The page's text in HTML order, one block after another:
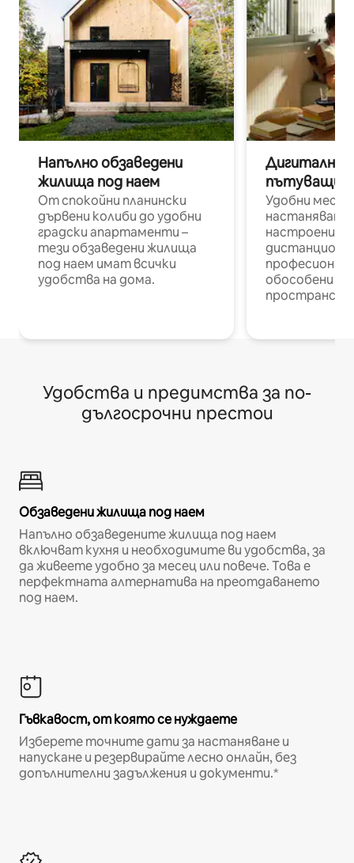
Напълно обзаведени
жилища под наем
От спокойни планински
дървени колиби до удобни
градски апартаменти –
тези обзаведени жилища
под наем имат всички
удобства на дома.
Дигитални
пътуващи
Удобни
настаняване
настроени и
обособени
Удобства и предимства за по-
дългосрочни престои
Обзаведени жилища под наем
Напълно обзаведените жилища под наем
включват кухня и необходимите ви удобства, за
да живеете удобно за месец или повече. Това е
перфектната алтернатива на преотдаването
под наем.
Гъвкавост, от която се нуждаете
Изберете точните дати за настаняване и
напускане и резервирайте лесно онлайн, без
допълнителни задължения и документи.*